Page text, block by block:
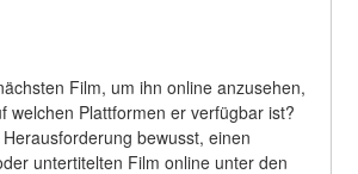
Film, um ihn online anzusehen,
welchen Plattformen er verfügbar ist?
bewusst, einen
untertitelten Film online unter den